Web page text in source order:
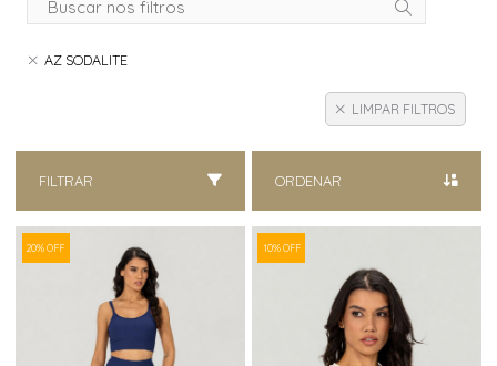
AZ SODALITE
LIMPAR FILTROS
FILTRAR ORDENAR
20% OFF 10% OFF